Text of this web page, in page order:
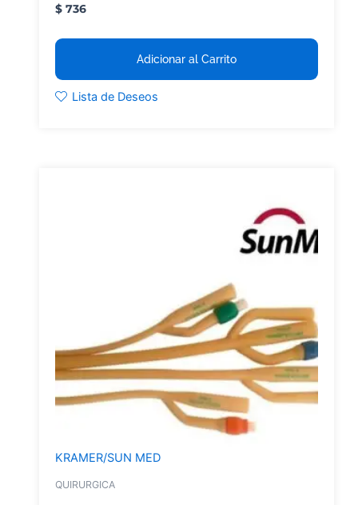
$ 736
Adicionar al Carrito
Lista de Deseos
KRAMER/SUN MED
QUIRURGICA